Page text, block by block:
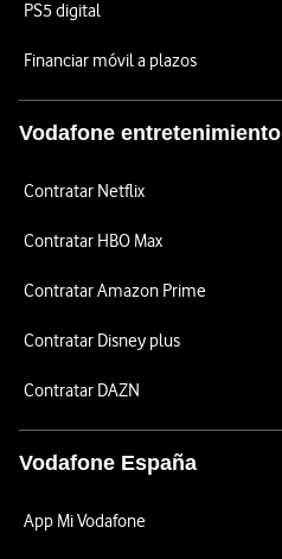
PS5 digital
Financiar móvil a plazos
Vodafone entretenimiento
Contratar Netflix
Contratar HBO Max
Contratar Amazon Prime
Contratar Disney plus
Contratar DAZN
Vodafone España
App Mi Vodafone